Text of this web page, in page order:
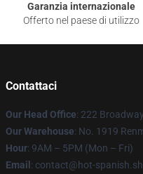
Garanzia internazionale
Offerto nel paese di utilizzo
Contattaci
Our Head Office: 222
Our Warehouse: No. 1919
Hour: 9AM – 5PM (Mon – Fri)
Email : contact@hot-